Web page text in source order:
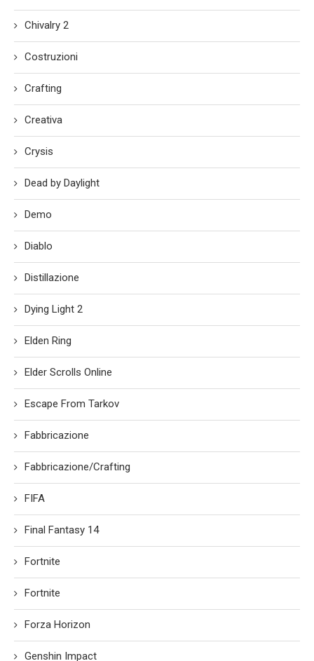
Chivalry 2
Costruzioni
Crafting
Creativa
Crysis
Dead by Daylight
Demo
Diablo
Distillazione
Dying Light 2
Elden Ring
Elder Scrolls Online
Escape From Tarkov
Fabbricazione
Fabbricazione/Crafting
FIFA
Final Fantasy 14
Fortnite
Fortnite
Forza Horizon
Genshin Impact